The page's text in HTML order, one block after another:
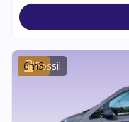
Fossil
6m3